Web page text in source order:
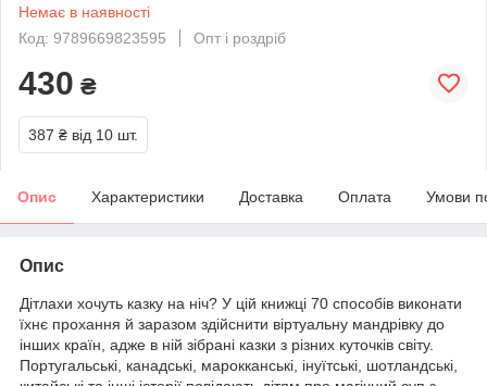
Немає в наявності
Код: 9789669823595
Опт і роздріб
430 ₴
387 ₴ від 10 шт.
Опис Характеристики Доставка Оплата Умови
Опис
Дітлахи хочуть казку на ніч? У цій книжці 70 способів виконати
їхнє прохання й заразом здійснити віртуальну мандрівку до
інших країн, адже в ній зібрані казки з різних куточків світу.
Португальські, канадські, марокканські, інуїтські, шотландські,